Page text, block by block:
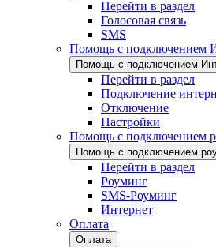
Перейти в раздел
Голосовая связь
SMS
Помощь с подключением
Помощь с подключением
Перейти в раздел
Подключение
Отключение
Настройки
Помощь с подключением
Помощь с подключением
Перейти в раздел
Роуминг
SMS-Роуминг
Интернет
Оплата
Оплата